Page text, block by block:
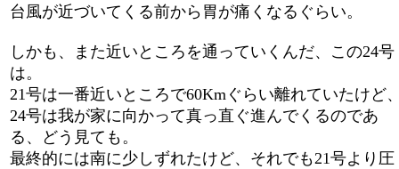
台風が近づいてくる前から胃が痛くなるぐらい。
しかも、また近いところを通っていくんだ、この24号
は。
21号は一番近いところで60Kmぐらい離れていたけど
24号は我が家に向かって真っ直ぐ進んでくるのであ
る、どう見ても。
最終的には南に少しずれたけど、それでも21号より圧